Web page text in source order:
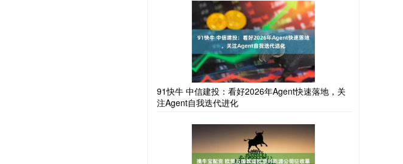
91快牛 中信建投：看好2026年Agent快速落地，关
注Agent自我迭代进化